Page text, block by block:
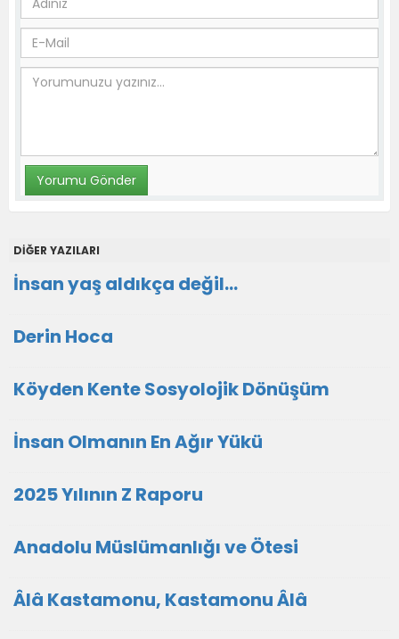
DİĞER YAZILARI
İnsan yaş aldıkça değil...
Derin Hoca
Köyden Kente Sosyolojik Dönüşüm
İnsan Olmanın En Ağır Yükü
2025 Yılının Z Raporu
Anadolu Müslümanlığı ve Ötesi
Âlâ Kastamonu, Kastamonu Âlâ